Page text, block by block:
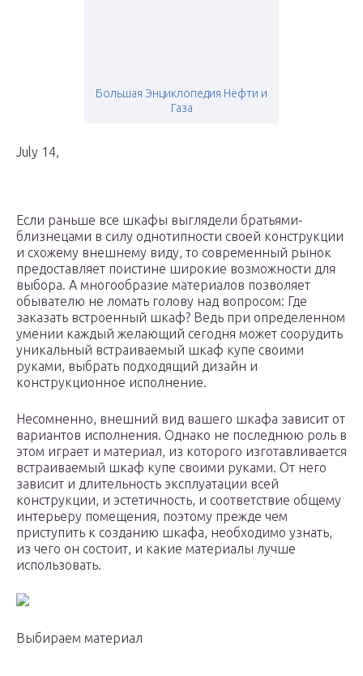
Большая Энциклопедия Нефти и
Газа
July 14,
Если раньше все шкафы выглядели братьями-
близнецами в силу однотипности своей конструкции
и схожему внешнему виду, то современный рынок
предоставляет поистине широкие возможности для
выбора. А многообразие материалов позволяет
обывателю не ломать голову над вопросом: Где
заказать встроенный шкаф? Ведь при определенном
умении каждый желающий сегодня может соорудить
уникальный встраиваемый шкаф купе своими
руками, выбрать подходящий дизайн и
конструкционное исполнение.
Несомненно, внешний вид вашего шкафа зависит от
вариантов исполнения. Однако не последнюю роль в
этом играет и материал, из которого изготавливается
встраиваемый шкаф купе своими руками. От него
зависит и длительность эксплуатации всей
конструкции, и эстетичность, и соответствие общему
интерьеру помещения, поэтому прежде чем
приступить к созданию шкафа, необходимо узнать,
из чего он состоит, и какие материалы лучше
использовать.
Выбираем материал